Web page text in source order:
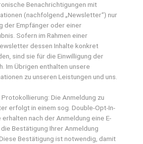
Benachrichtigungen mit
(nachfolgend „Newsletter“) nur
der Empfänger oder einer
Sofern im Rahmen einer
dessen Inhalte konkret
sind sie für die Einwilligung der
Im Übrigen enthalten unsere
zu unseren Leistungen und uns.
Die Anmeldung zu
erfolgt in einem sog. Double-Opt-In-
erhalten nach der Anmeldung eine E-
Bestätigung Ihrer Anmeldung
Bestätigung ist notwendig, damit